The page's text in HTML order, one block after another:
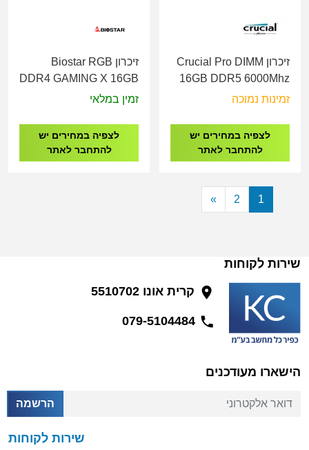
זיכרון Crucial Pro DIMM
16GB DDR5 6000Mhz
CL48
זמינות נמוכה
לצפיה במחירים יש
להתחבר לאתר
זיכרון Biostar RGB
DDR4 GAMING X 16GB
3600MHz
זמין במלאי
לצפיה במחירים יש
להתחבר לאתר
1
2
»
שירות לקוחות
קרית אונו 5510702
הישארו מעודכנים
דואר אלקטרוני הרשמה
שירות לקוחות